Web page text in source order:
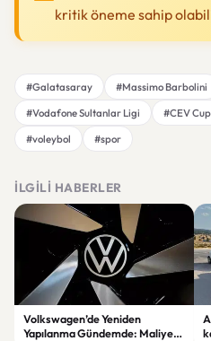
kritik öneme sahip
#Galatasaray #Massimo Barbolini
#Vodafone Sultanlar Ligi
#CEV Cup
#voleybol
#spor
İLGILI HABERLER
Volkswagen’de Yeniden
Yapılanma Gündemde: Maliyet